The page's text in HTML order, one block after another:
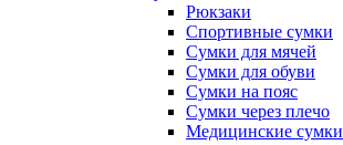
Рюкзаки
Спортивные сумки
Сумки для мячей
Сумки для обуви
Сумки на пояс
Сумки через плечо
Медицинские сумки